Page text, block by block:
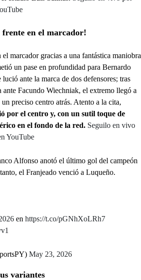
frente en el marcador!
marcador gracias a una fantástica maniobra
un pase en profundidad para Bernardo
ante la marca de dos defensores; tras
ante Facundo Wiechniak, el extremo llegó a
preciso centro atrás. Atento a la cita,
por el centro y, con un sutil toque de
en el fondo de la red. Seguilo en vivo
YouTube
Alfonso anotó el último gol del campeón
el Franjeado venció a Luqueño.
en https://t.co/pGNhXoLRh7
May 23, 2026
variantes